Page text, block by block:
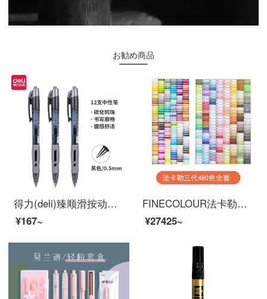
お勧め商品
得力(deli)臻顺滑按动中性笔签字笔 办公用品 0.5mm子弹头 12支/盒S08黑
¥167~
FINECOLOUR法卡勒服装设计绘画套装32/48/60/72色1代2代3代软头设计专业绘画笔 三代全套480色
¥27425~